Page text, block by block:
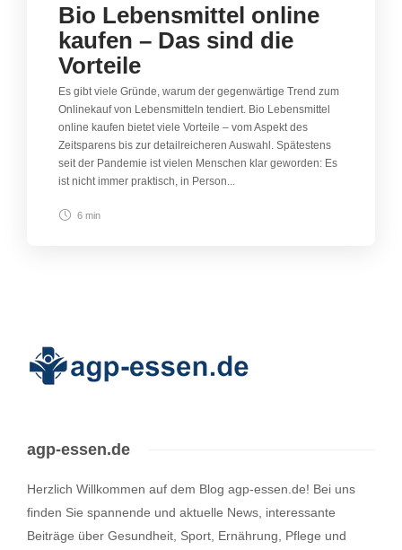
Bio Lebensmittel online
kaufen – Das sind die
Vorteile
Es gibt viele Gründe, warum der gegenwärtige Trend zum
Onlinekauf von Lebensmitteln tendiert. Bio Lebensmittel
online kaufen bietet viele Vorteile – vom Aspekt des
Zeitsparens bis zur detailreicheren Auswahl. Spätestens
seit der Pandemie ist vielen Menschen klar geworden: Es
ist nicht immer praktisch, in Person...
6 min
agp-essen.de
Herzlich Willkommen auf dem Blog agp-essen.de! Bei uns
finden Sie spannende und aktuelle News, interessante
Beiträge über Gesundheit, Sport, Ernährung, Pflege und